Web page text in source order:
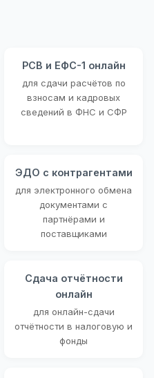
РСВ и ЕФС-1 онлайн
для сдачи расчётов по
взносам и кадровых
сведений в ФНС и СФР
ЭДО с контрагентами
для электронного обмена
документами с
партнёрами и
поставщиками
Сдача отчётности
онлайн
для онлайн-сдачи
отчётности в налоговую и
фонды